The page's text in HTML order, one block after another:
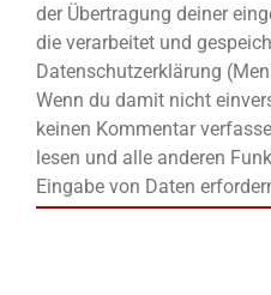
der Übertragung deiner
die verarbeitet und
Datenschutzerklärung
Wenn du damit nicht
keinen Kommentar
lesen und alle anderen
Eingabe von Daten